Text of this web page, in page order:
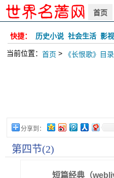
首页
快捷： 历史小说 社会生活 影
当前位置： 首页 > 《长恨歌》目录
分享到：
第四节(2)
短篇经典（